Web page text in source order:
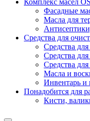
Комплекс масел
Фасадные
Масла для
Средства для
Средства для
Средства для
Средства
Масла и
Инвентарь и
Понадобится для
Кисти,